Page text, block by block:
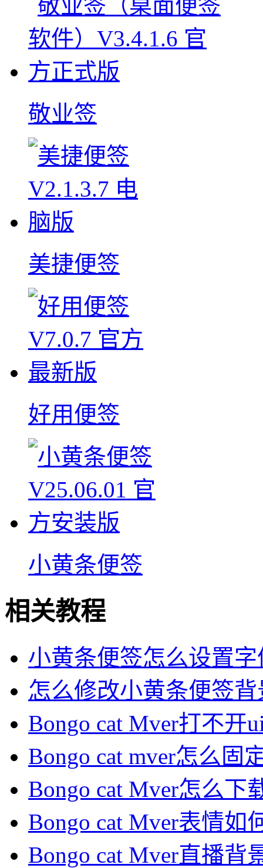
敬业签
美捷便签
好用便签
小黄条便签
相关教程
小黄条便签怎么设置
怎么修改小黄条便签
Bongo cat Mver打不开
Bongo cat mver怎么固
Bongo cat Mver怎么下
Bongo cat Mver表情如
Bongo cat Mver直播背